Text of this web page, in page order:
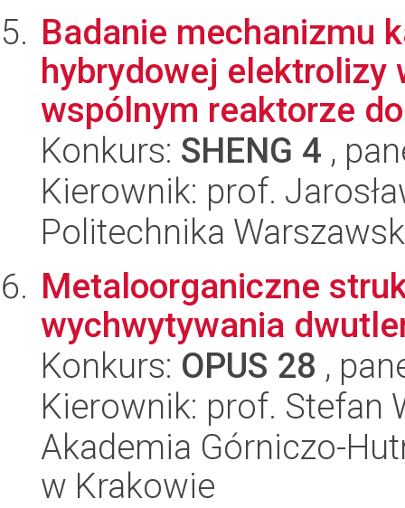
Badanie mechanizmu
hybrydowej elektrolizy
wspólnym reaktorze
Konkurs: SHENG 4 ,
Kierownik: prof.
Politechnika
Metaloorganiczne
wychwytywania
Konkurs: OPUS 28 ,
Kierownik: prof. Stefan
Akademia Górniczo-
w Krakowie